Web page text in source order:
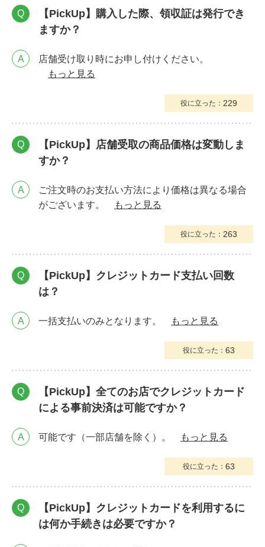
Q
【PickUp】購入した際、領収証は発行でき
ますか？
A
店舗受け取り時にお申し付けください。
もっと見る
役に立った： 229
Q
【PickUp】店舗受取の商品価格は変動しま
すか？
A
ご注文時のお支払い方法により価格は異なる場合
がございます。
もっと見る
役に立った： 263
Q
【PickUp】クレジットカード支払い回数
は？
A 一括支払いのみとなります。 もっと見る
役に立った： 63
Q
【PickUp】全てのお店でクレジットカード
による事前決済は可能ですか？
A 可能です（一部店舗を除く）。 もっと見る
役に立った： 63
Q
【PickUp】クレジットカードを利用するに
は何か手続きは必要ですか？